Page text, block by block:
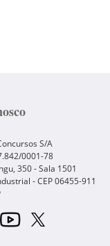
S/A
0001-78
350 - Sala 1501
- CEP06455-911